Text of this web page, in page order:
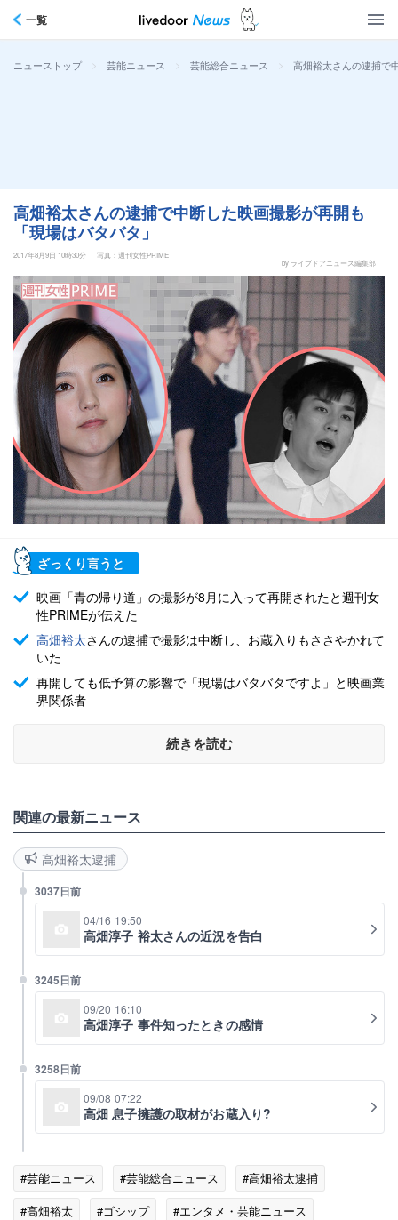
一覧
ニューストップ > 芸能ニュース > 芸能総合ニュース > 高畑裕太さんの逮捕で
高畑裕太さんの逮捕で中断した映画撮影が再開も
「現場はバタバタ」
2017年8月9日 10時30分
写真：週刊女性PRIME
by ライブドアニュース編集部
ざっくり言うと
映画「青の帰り道」の撮影が8月に入って再開されたと週刊女
性PRIMEが伝えた
高畑裕太さんの逮捕で撮影は中断し、お蔵入りもささやかれて
いた
再開しても低予算の影響で「現場はバタバタですよ」と映画業
界関係者
続きを読む
関連の最新ニュース
高畑裕太逮捕
3037日前
04/16 19:50
高畑淳子 裕太さんの近況を告白
3245日前
09/20 16:10
高畑淳子 事件知ったときの感情
3258日前
09/08 07:22
高畑 息子擁護の取材がお蔵入り?
#芸能ニュース #芸能総合ニュース
#高畑裕太逮捕
#高畑裕太
#ゴシップ #エンタメ・芸能ニュース